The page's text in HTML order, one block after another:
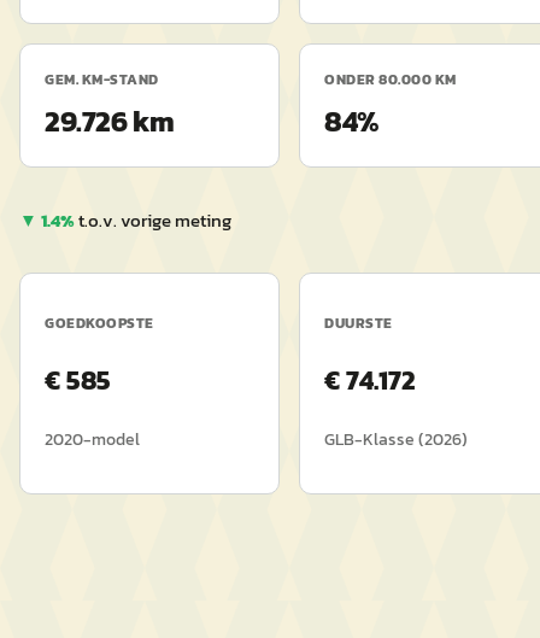
GEM. KM-STAND
29.726 km
ONDER 80.000 KM
84%
▼ 1.4%t.o.v. vorige meting
GOEDKOOPSTE
€585
2020-model
DUURSTE
€74.172
GLB-Klasse(2026)